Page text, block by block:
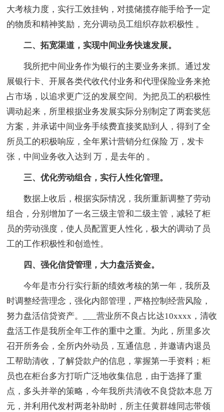
大考核力度，实行工效挂钩，对揽储揽存能手给予一定
的物质和精神奖励，充分调动员工组织存款积极性 。
二、拓宽渠道，实现中间业务快速发展。
我所把中间业务作为银行的主要业务来抓。通过发
展银行卡、开展各类代收代付业务和代理保险业务来抢
占市场，以追求更广泛的发展空间。为把员工的积极性
调动起来，所里根据业务发展实际分别制定了两套奖惩
方案，并承诺中间业务手续费直接奖励到人，得到了全
所员工的积极响应，全年累计营销分红保险 万，发卡
张，中间业务收入达到 万，是去年的 。
三、优化劳动组合，实行人性化管理。
数据上收后，根据实际情况，我所重新调整了劳动
组合，分别增加了一名三级主管和二级主管，减轻了柜
员的劳动强度，使人员配置更人性化，极大的调动了员
工的工作积极性和创造性。
四、强化信贷管理，大力盘活资金。
今年是市分行实行新的绩效考核的第一年，我所及
时调整经营理念，强化内部管理，严格控制经营风险，
努力盘活信贷资产。___营业所不良占比达10xxxx，清收
盘活工作是我所全年工作的重中之重。为此，所里多次
召开所务会，全所内外动员，互通信息，并邀请内退员
工帮助清收，了解贷款户的信息，掌握第一手资料；柜
员也在柜台多方打听广泛地收集信息，由于选择了重
点，多头并举的策略，今年我所共清收不良贷款本息 万
元，并利用代发村两老补助时，所主任黄群雄同志带领